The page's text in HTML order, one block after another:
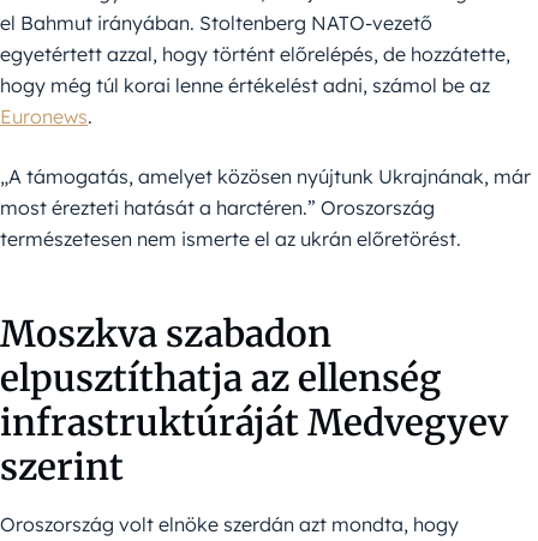
el Bahmut irányában. Stoltenberg NATO-vezető
egyetértett azzal, hogy történt előrelépés, de hozzátette,
hogy még túl korai lenne értékelést adni, számol be az
Euronews.
„A támogatás, amelyet közösen nyújtunk Ukrajnának, már
most érezteti hatását a harctéren.” Oroszország
természetesen nem ismerte el az ukrán előretörést.
Moszkva szabadon
elpusztíthatja az ellenség
infrastruktúráját Medvegyev
szerint
Oroszország volt elnöke szerdán azt mondta, hogy